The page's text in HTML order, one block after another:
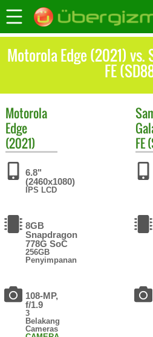
Motorola Edge (2021) vs.
FE
Motorola
Edge
(2021)
6.8"
(2460x1080)
IPS LCD
8GB
Snapdragon
778G SoC
256GB
Penyimpanan
108-MP,
f/1.9
3
Belakang
Cameras
FE